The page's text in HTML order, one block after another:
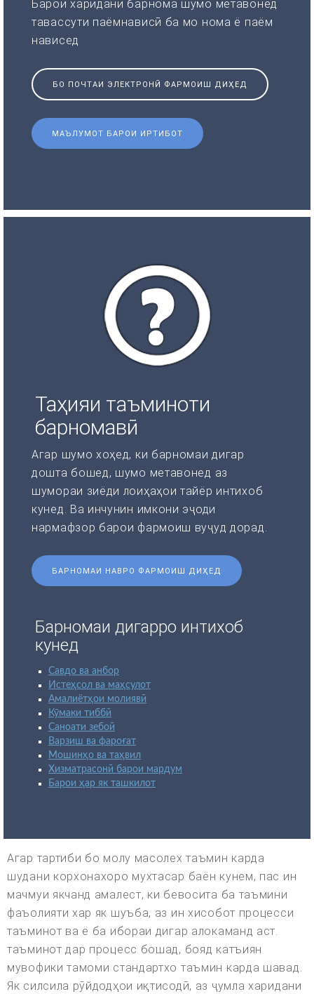
Барои харидани барнома шумо метавонед
тавассути паёмнависӣ ба мо нома ё паём
нависед
БО ПОЧТАИ ЭЛЕКТРОНӢ ФАРМОИШ ДИҲЕД
МАЪЛУМОТ БАРОИ ИРТИБОТ
Таҳияи таъминоти
барномавӣ
Агар шумо хоҳед, ки барномаи дигар
дошта бошед, шумо метавонед аз
шумораи зиёди лоиҳаҳои тайёр интихоб
кунед. Ва инчунин имкони эҷоди
нармафзор барои фармоиш вуҷуд дорад.
БАРНОМАИ НАВРО ФАРМОИШ ДИҲЕД
Барномаи дигарро интихоб
кунед
Савдо ва анбор
Истеҳсол ва маҳсулот
Амалиётҳои молиявӣ
Кӯмаки тиббӣ
Саноати зебоӣ
Варзиш ва фароғат
Мошинҳо ва таҳвил
Хизматрасонӣ барои мардум
Барои ҳар як ташкилот
Агар тартиби бо молу масолех таъмин карда
шудани корхонахоро мухтасар баён кунем, пас ин
мачмуи якчанд амалест, ки бевосита ба таъмини
фаъолияти хар як шуъба, аз ин хисобот процесси
таъминот ва ё ба ибораи дигар алокаманд аст.
таъминот дар процесс бошад, бояд катъиян
мувофики тамоми стандартхо таъмин карда шавад.
Як силсила рӯйдодҳои иқтисодӣ, аз ҷумла харидани